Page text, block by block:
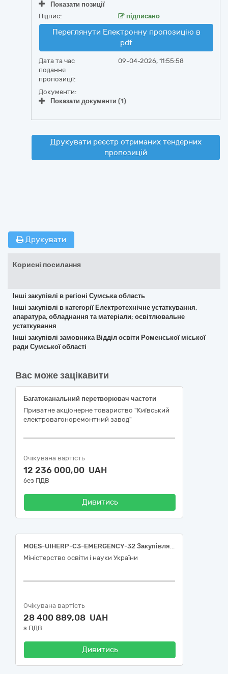
Показати позиції
Підпис:
підписано
Переглянути Електронну пропозицію в
pdf
Дата та час
подання
пропозиції:
09-04-2026, 11:55:58
Документи:
Показати документи (1)
Друкувати реєстр отриманих тендерних
пропозицій
Друкувати
Корисні посилання
Інші закупівлі в регіоні Сумська область
Інші закупівлі в категорії Електротехнічне устаткування,
апаратура, обладнання та матеріали; освітлювальне
устаткування
Інші закупівлі замовника Відділ освіти Роменської міської
ради Сумської області
Вас може зацікавити
Багатоканальний перетворювач частоти
Приватне акціонерне товариство "Київський
електровагоноремонтний завод"
Очікувана вартість
12 236 000,00 UAH
без ПДВ
Дивитись
MOES-UIHERP-C3-EMERGENCY-32 Закупівля генераторів та систем накопичення електричної енергії
Міністерство освіти і науки України
Очікувана вартість
28 400 889,08 UAH
з ПДВ
Дивитись